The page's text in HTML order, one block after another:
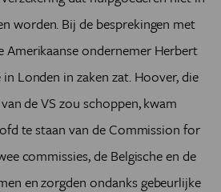
worden. Bij de besprekingen met
ondernemer Herbert
Londen in zaken zat. Hoover, die
de VS zou schoppen, kwam
te staan van de Commission for
commissies, de Belgische en de
en zorgden ondanks gebeurlijke